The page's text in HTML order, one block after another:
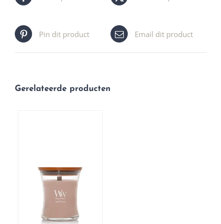
Pin dit product Email dit product
Gerelateerde producten